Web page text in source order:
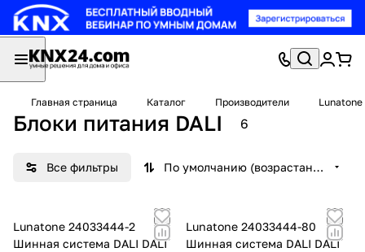
Главная страница Каталог Производители Lunatone
Блоки питания DALI 6
Все фильтры По умолчанию (возрастание)
Lunatone 24033444-2
Шинная система DALI DALI
Lunatone 24033444-80
Шинная система DALI DALI